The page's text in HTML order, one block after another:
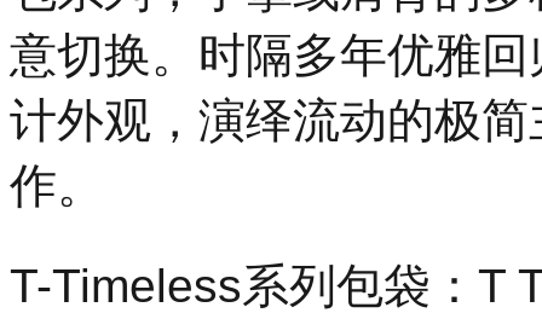
意切换。时隔多年优雅回
计外观，演绎流动的极
作。
T-Timeless系列包袋：T